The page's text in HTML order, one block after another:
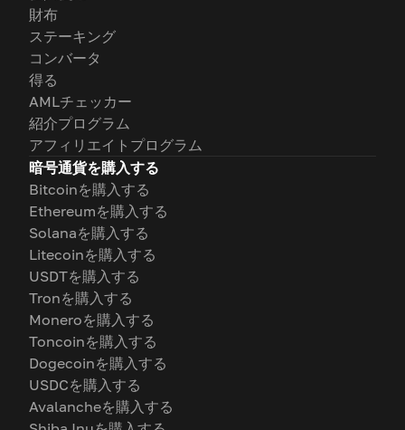
財布
ステーキング
コンバータ
得る
AMLチェッカー
紹介プログラム
アフィリエイトプログラム
暗号通貨を購入する
Bitcoinを購入する
Ethereumを購入する
Solanaを購入する
Litecoinを購入する
USDTを購入する
Tronを購入する
Moneroを購入する
Toncoinを購入する
Dogecoinを購入する
USDCを購入する
Avalancheを購入する